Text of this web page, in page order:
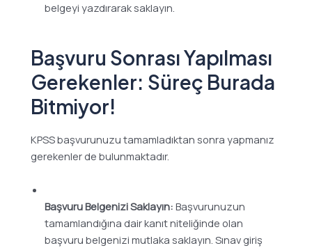
belgeyi yazdırarak saklayın.
Başvuru Sonrası Yapılması
Gerekenler: Süreç Burada
Bitmiyor!
KPSS başvurunuzu tamamladıktan sonra yapmanız
gerekenler de bulunmaktadır.
Başvuru Belgenizi Saklayın: Başvurunuzun
tamamlandığına dair kanıt niteliğinde olan
başvuru belgenizi mutlaka saklayın. Sınav giriş